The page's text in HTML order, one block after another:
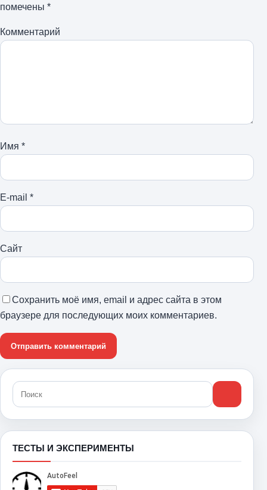
помечены *
Комментарий
Имя *
E-mail *
Сайт
Сохранить моё имя, email и адрес сайта в этом
браузере для последующих моих комментариев.
ТЕСТЫ И ЭКСПЕРИМЕНТЫ